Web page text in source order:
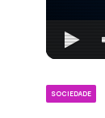
SOCIEDADE